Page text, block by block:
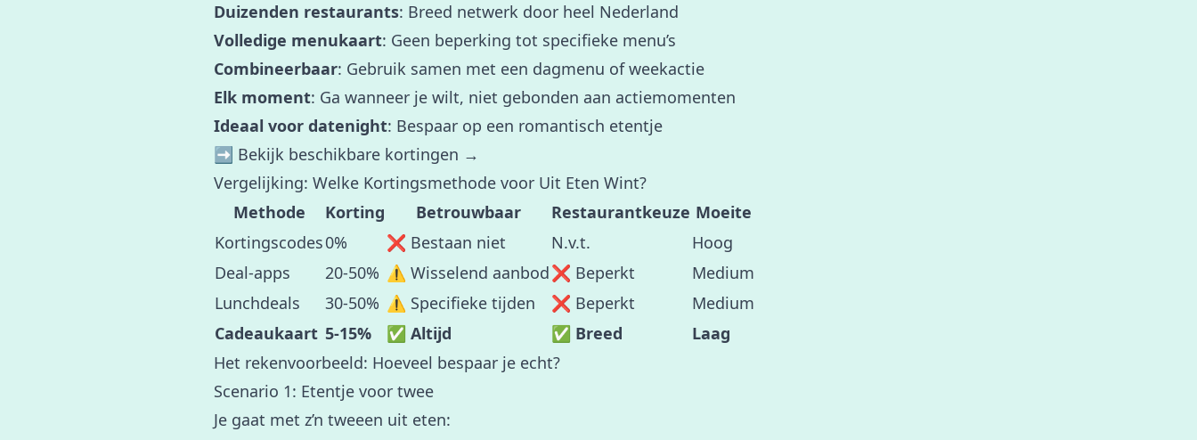
Duizenden restaurants: Breed netwerk door heel Nederland
Volledige menukaart: Geen beperking tot specifieke menu’s
Combineerbaar: Gebruik samen met een dagmenu of weekactie
Elk moment: Ga wanneer je wilt, niet gebonden aan actiemomenten
Ideaal voor datenight: Bespaar op een romantisch etentje
➡️ Bekijk beschikbare kortingen →
Vergelijking: Welke Kortingsmethode voor Uit Eten Wint?
Methode
Korting Betrouwbaar Restaurantkeuze Moeite
Kortingscodes0% ❌ Bestaan niet N.v.t.
Hoog
Deal-apps
20-50% ⚠️ Wisselend aanbod❌ Beperkt
Medium
Lunchdeals
30-50% ⚠️ Specifieke tijden ❌ Beperkt
Medium
Cadeaukaart 5-15% ✅ Altijd ✅ Breed
Laag
Het rekenvoorbeeld: Hoeveel bespaar je echt?
Scenario 1: Etentje voor twee
Je gaat met z’n tweeen uit eten: